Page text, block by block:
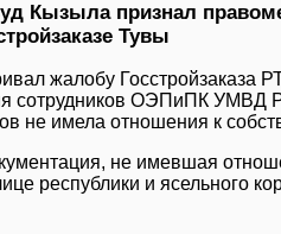
Кызыла признал
Тувы
жалобу Госстройзаказа
сотрудников ОЭПиПК УМВД
не имела отношения к
не имевшая
республики и ясельного